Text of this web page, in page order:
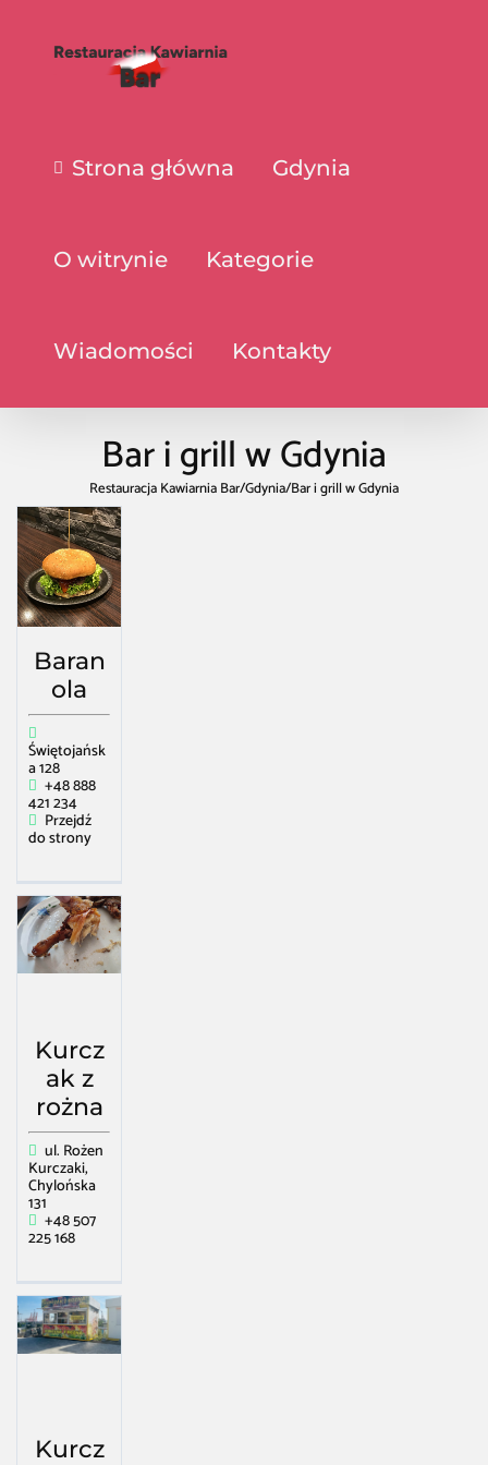
Strona główna Gdynia
O witrynie Kategorie
Wiadomości Kontakty
Bar i grill w Gdynia
Restauracja Kawiarnia Bar/Gdynia/Bar i grill w Gdynia
Baran
ola
Świętojańsk
a 128
+48 888
421 234
Przejdź
do strony
Kurcz
ak z
rożna
ul. Rożen
Kurczaki,
Chylońska
131
+48 507
225 168
Kurcz